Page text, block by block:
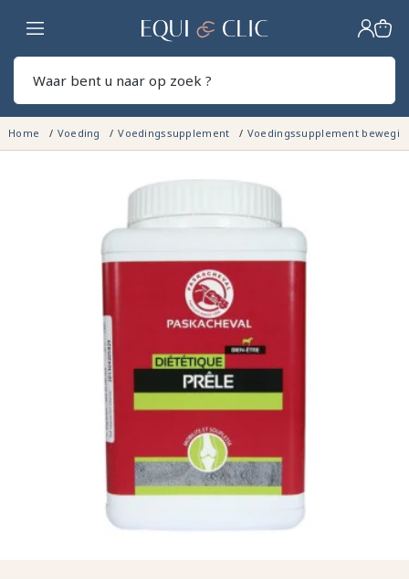
Home
Home Voeding Voedingssupplement Voedingssupplement